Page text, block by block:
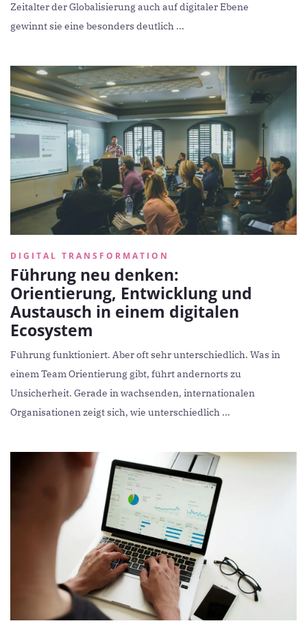
Zeitalter der Globalisierung auch auf digitaler Ebene
gewinnt sie eine besonders deutlich ...
DIGITAL TRANSFORMATION
Führung neu denken:
Orientierung, Entwicklung und
Austausch in einem digitalen
Ecosystem
Führung funktioniert. Aber oft sehr unterschiedlich. Was in
einem Team Orientierung gibt, führt andernorts zu
Unsicherheit. Gerade in wachsenden, internationalen
Organisationen zeigt sich, wie unterschiedlich ...